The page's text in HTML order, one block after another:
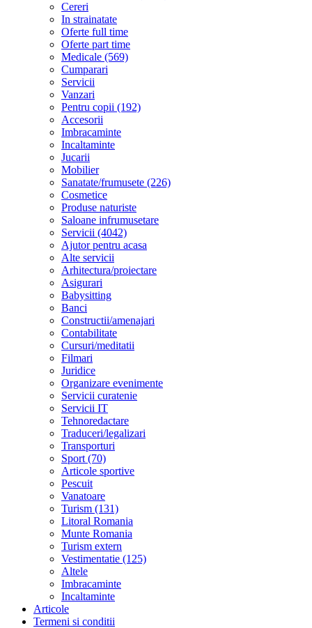
Cereri
In strainatate
Oferte full time
Oferte part time
Medicale (569)
Cumparari
Servicii
Vanzari
Pentru copii (192)
Accesorii
Imbracaminte
Incaltaminte
Jucarii
Mobilier
Sanatate/frumusete (226)
Cosmetice
Produse naturiste
Saloane infrumusetare
Servicii (4042)
Ajutor pentru acasa
Alte servicii
Arhitectura/proiectare
Asigurari
Babysitting
Banci
Constructii/amenajari
Contabilitate
Cursuri/meditatii
Filmari
Juridice
Organizare evenimente
Servicii curatenie
Servicii IT
Tehnoredactare
Traduceri/legalizari
Transporturi
Sport (70)
Articole sportive
Pescuit
Vanatoare
Turism (131)
Litoral Romania
Munte Romania
Turism extern
Vestimentatie (125)
Altele
Imbracaminte
Incaltaminte
Articole
Termeni si conditii